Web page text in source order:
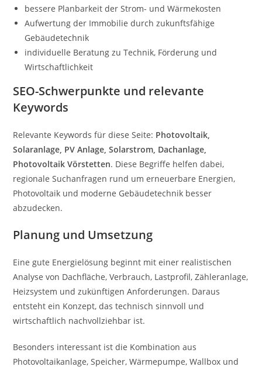
bessere Planbarkeit der Strom- und Wärmekosten
Aufwertung der Immobilie durch zukunftsfähige
Gebäudetechnik
individuelle Beratung zu Technik, Förderung und
Wirtschaftlichkeit
SEO-Schwerpunkte und relevante
Keywords
Relevante Keywords für diese Seite: Photovoltaik,
Solaranlage, PV Anlage, Solarstrom, Dachanlage,
Photovoltaik Vörstetten. Diese Begriffe helfen dabei,
regionale Suchanfragen rund um erneuerbare Energien,
Photovoltaik und moderne Gebäudetechnik besser
abzudecken.
Planung und Umsetzung
Eine gute Energielösung beginnt mit einer realistischen
Analyse von Dachfläche, Verbrauch, Lastprofil, Zähleranlage,
Heizsystem und zukünftigen Anforderungen. Daraus
entsteht ein Konzept, das technisch sinnvoll und
wirtschaftlich nachvollziehbar ist.
Besonders interessant ist die Kombination aus
Photovoltaikanlage, Speicher, Wärmepumpe, Wallbox und